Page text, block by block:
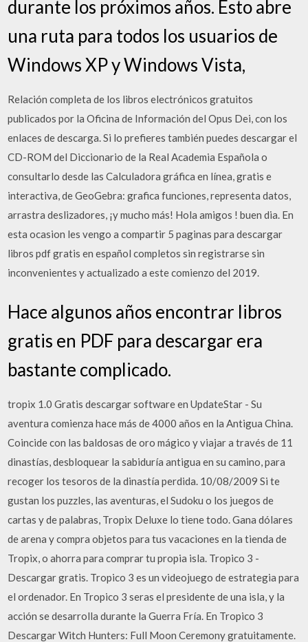
durante los próximos años. Esto abre
una ruta para todos los usuarios de
Windows XP y Windows Vista,
Relación completa de los libros electrónicos gratuitos
publicados por la Oficina de Información del Opus Dei, con los
enlaces de descarga. Si lo prefieres también puedes descargar el
CD-ROM del Diccionario de la Real Academia Española o
consultarlo desde las Calculadora gráfica en línea, gratis e
interactiva, de GeoGebra: grafica funciones, representa datos,
arrastra deslizadores, ¡y mucho más! Hola amigos ! buen dia. En
esta ocasion les vengo a compartir 5 paginas para descargar
libros pdf gratis en español completos sin registrarse sin
inconvenientes y actualizado a este comienzo del 2019.
Hace algunos años encontrar libros
gratis en PDF para descargar era
bastante complicado.
tropix 1.0 Gratis descargar software en UpdateStar - Su
aventura comienza hace más de 4000 años en la Antigua China.
Coincide con las baldosas de oro mágico y viajar a través de 11
dinastías, desbloquear la sabiduría antigua en su camino, para
recoger los tesoros de la dinastía perdida. 10/08/2009 Si te
gustan los puzzles, las aventuras, el Sudoku o los juegos de
cartas y de palabras, Tropix Deluxe lo tiene todo. Gana dólares
de arena y compra objetos para tus vacaciones en la tienda de
Tropix, o ahorra para comprar tu propia isla. Tropico 3 -
Descargar gratis. Tropico 3 es un videojuego de estrategia para
el ordenador. En Tropico 3 seras el presidente de una isla, y la
acción se desarrolla durante la Guerra Fría. En Tropico 3
Descargar Witch Hunters: Full Moon Ceremony gratuitamente.